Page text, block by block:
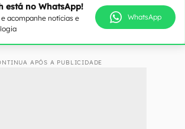
está no WhatsApp!
acompanhe notícias e
WhatsApp
APÓS A PUBLICIDADE